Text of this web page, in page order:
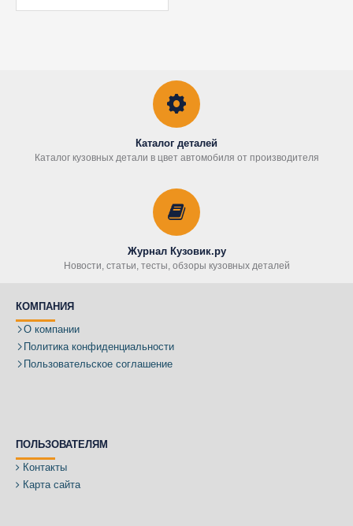
Каталог деталей
Каталог кузовных детали в цвет автомобиля от производителя
Журнал Кузовик.ру
Новости, статьи, тесты, обзоры кузовных деталей
КОМПАНИЯ
О компании
Политика конфиденциальности
Пользовательское соглашение
ПОЛЬЗОВАТЕЛЯМ
Контакты
Карта сайта